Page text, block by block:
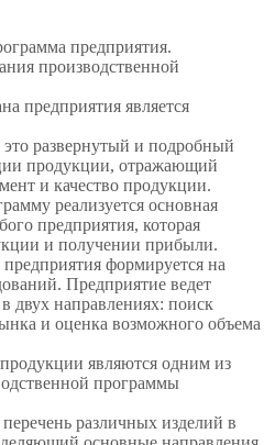
предприятия.
производственной
предприятия является
развернутый и подробный
продукции, отражающий
и качество продукции.
реализуется основная
предприятия, которая
и получении прибыли.
формируется на
Предприятие ведет
двух направлениях: поиск
и оценка возможного объема
являются одним из
программы
различных изделий в